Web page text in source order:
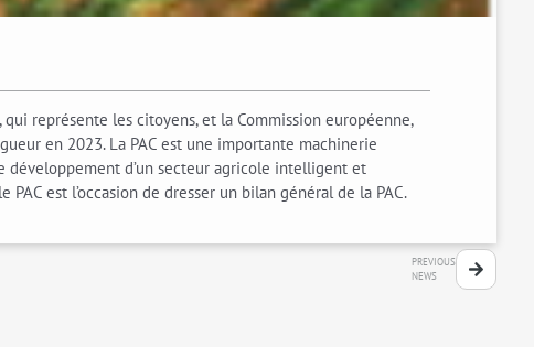
représente les citoyens, et la Commission européenne,
en 2023. La PAC est une importante machinerie
d’un secteur agricole intelligent et
est l’occasion de dresser un bilan général de la PAC.
PREVIOUS
NEWS